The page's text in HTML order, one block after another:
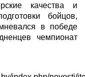
качества и
бойцов,
в победе
чемпионат